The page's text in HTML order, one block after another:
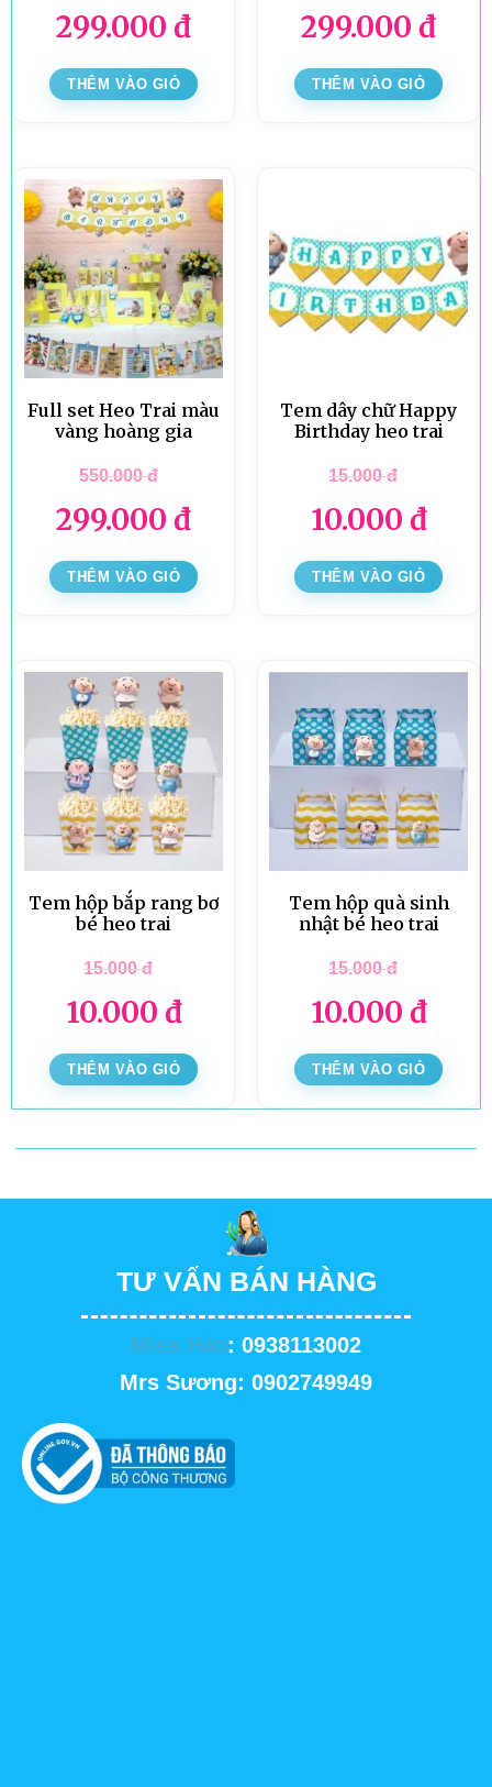
299.000 đ
THÊM VÀO GIỎ
299.000 đ
THÊM VÀO GIỎ
Full set Heo Trai màu
vàng hoàng gia
550.000đ
299.000 đ
THÊM VÀO GIỎ
Tem dây chữ Happy
Birthday heo trai
15.000đ
10.000 đ
THÊM VÀO GIỎ
Tem hộp bắp rang bơ
bé heo trai
15.000đ
10.000 đ
THÊM VÀO GIỎ
Tem hộp quà sinh
nhật bé heo trai
15.000đ
10.000 đ
THÊM VÀO GIỎ
TƯ VẤN BÁN HÀNG
Miss Hảo: 0938113002
Mrs Sương: 0902749949